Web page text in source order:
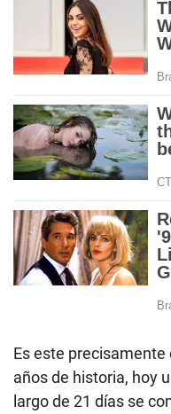
Es este precisamente
años de historia, hoy
largo de 21 días se